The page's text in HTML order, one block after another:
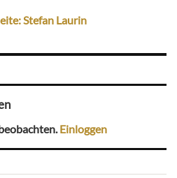
Stefan Laurin
Einloggen